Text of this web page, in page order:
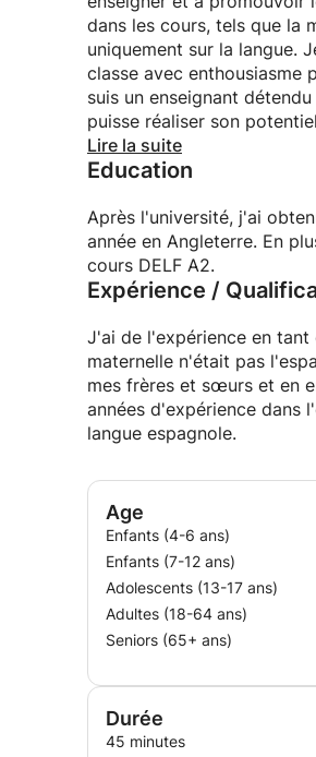
dans les cours, tels que la
uniquement sur la langue.
classe avec enthousiasme
suis un enseignant
puisse réaliser son
Je viens moi-même d'une
les cours aux besoins d'un
en espagnol, aidant une
Lire la suite
Education
Après l'université, j'ai
année en Angleterre. En
cours DELF A2.
Expérience /
J'ai de l'expérience en
maternelle n'était pas
mes frères et sœurs et en
années d'expérience dans
langue espagnole.
Age
Enfants (4-6 ans)
Enfants (7-12 ans)
Adolescents (13-17 ans)
Adultes (18-64 ans)
Seniors (65+ ans)
Durée
45 minutes